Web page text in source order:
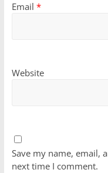
Email *
Website
Save my name, email,
next time I comment.